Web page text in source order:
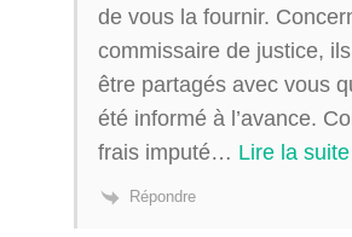
de vous la fournir.
commissaire de justice,
être partagés avec vous
été informé à l’avance.
frais imputé… Lire la
Répondre